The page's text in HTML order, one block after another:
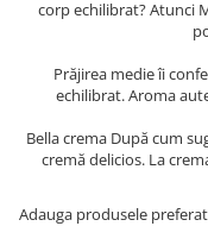
corp echilibrat? Atunci
Prăjirea medie îi
echilibrat. Aroma
Bella crema După cum
cremă delicios. La
Adauga produsele